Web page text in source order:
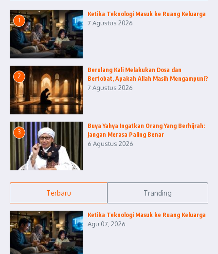
1
Ketika Teknologi Masuk ke Ruang Keluarga
7 Agustus 2026
2
Berulang Kali Melakukan Dosa dan
Bertobat, Apakah Allah Masih Mengampuni?
7 Agustus 2026
3
Buya Yahya Ingatkan Orang Yang Berhijrah:
Jangan Merasa Paling Benar
6 Agustus 2026
Terbaru Tranding
Ketika Teknologi Masuk ke Ruang Keluarga
Agu 07, 2026